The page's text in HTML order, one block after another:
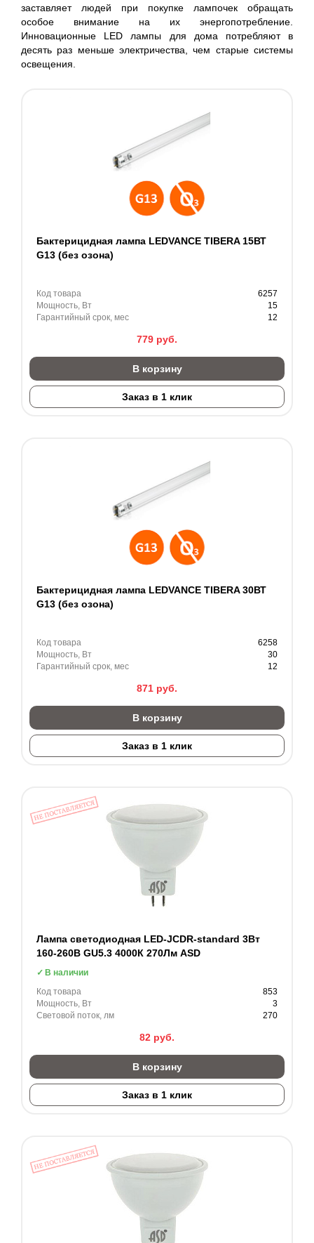
заставляет людей при покупке лампочек обращать
особое внимание на их энергопотребление.
Инновационные LED лампы для дома потребляют в
десять раз меньше электричества, чем старые системы
освещения.
Бактерицидная лампа LEDVANCE TIBERA 15ВТ
G13 (без озона)
Код товара
6257
Мощность, Вт
15
Гарантийный срок, мес
12
779 руб.
В корзину
Заказ в 1 клик
Бактерицидная лампа LEDVANCE TIBERA 30ВТ
G13 (без озона)
Код товара
6258
Мощность, Вт
30
Гарантийный срок, мес
12
871 руб.
В корзину
Заказ в 1 клик
Лампа светодиодная LED-JCDR-standard 3Вт
160-260В GU5.3 4000К 270Лм ASD
В наличии
Код товара
853
Мощность, Вт
3
Световой поток, лм
270
82 руб.
В корзину
Заказ в 1 клик